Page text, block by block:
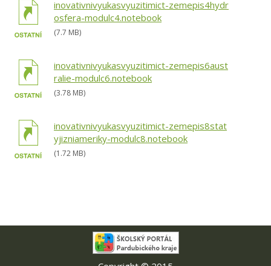
inovativnivyukasvyuzitimict-zemepis4hydr
osfera-modulc4.notebook
(7.7 MB)
inovativnivyukasvyuzitimict-zemepis6aust
ralie-modulc6.notebook
(3.78 MB)
inovativnivyukasvyuzitimict-zemepis8stat
yjizniameriky-modulc8.notebook
(1.72 MB)